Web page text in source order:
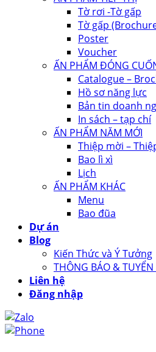
Tờ rơi -Tờ gấp
Tờ gấp
Poster
Voucher
ẤN PHẨM ĐÓNG
Catalogue –
Hồ sơ năng lực
Bản tin doanh
In sách – tạp chí
ẤN PHẨM NĂM MỚI
Thiệp mời –
Bao lì xì
Lịch
ẤN PHẨM KHÁC
Menu
Bao đũa
Dự án
Blog
Kiến Thức và Ý Tưởng
THÔNG BÁO &
Liên hệ
Đăng nhập